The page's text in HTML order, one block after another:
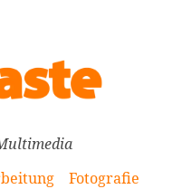
Fotografie